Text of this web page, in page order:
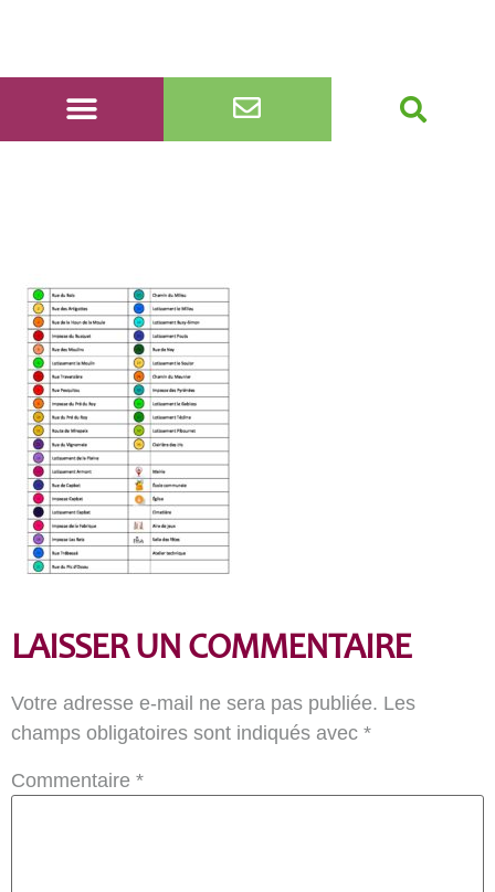
LAISSER UN COMMENTAIRE
Votre adresse e-mail ne sera pas publiée. Les
champs obligatoires sont indiqués avec *
Commentaire *